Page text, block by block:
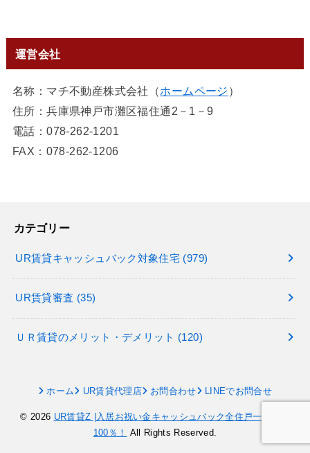
運営会社
名称：マチ不動産株式会社（ホームページ ）
住所：兵庫県神戸市灘区福住通2－1－9
電話：078-262-1201
FAX：078-262-1206
カテゴリー
UR賃貸キャッシュバック対象住宅 (979)
UR賃貸審査 (35)
ＵＲ賃貸のメリット・デメリット (120)
ホーム UR賃貸代理店 お問合わせ LINEでお問合せ
© 2026 UR賃貸Z |入居お祝い金キャッシュバック全住戸一率家賃
100％！
All Rights Reserved.